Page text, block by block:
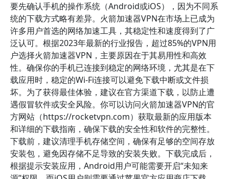
要先确认手机的操作系统（Android或iOS），因为不同系
统的下载方式略有差异。火箭加速器VPN在市场上已成为
许多用户首选的网络加速工具，其稳定性和速度得到了广
泛认可。根据2023年最新的行业报告，超过85%的VPN用
户选择火箭加速器VPN，主要原因在于其易用性和高效
性。确保你的手机已连接到稳定的网络环境，尤其是在下
载应用时，稳定的Wi-Fi连接可以避免下载中断或文件损
坏。为了获得最佳体验，建议在官方渠道下载，以防止遭
遇假冒软件或安全风险。你可以访问火箭加速器VPN的官
方网站（https://rocketvpn.com）获取最新的应用版本
和详细的下载指南，确保下载的安全性和软件的完整性。
下载前，建议清理手机存储空间，确保有足够的空间存放
安装包，避免因存储不足导致的安装失败。下载完成后，
根据提示安装应用，Android用户可能需要开启“未知来